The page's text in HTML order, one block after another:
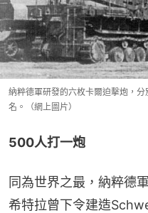
納粹德軍研發的六枚卡爾迫擊炮，
名。（網上圖片）
500人打一炮
同為世界之最，納粹德
希特拉曾下令建造